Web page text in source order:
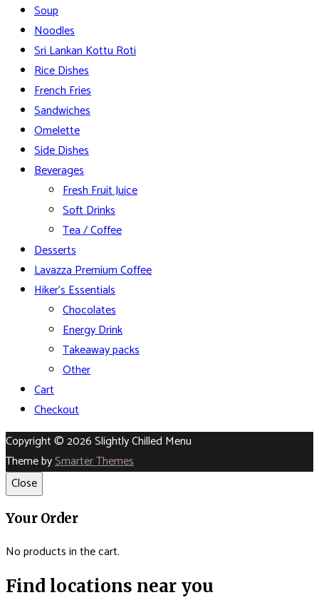
Soup
Noodles
Sri Lankan Kottu Roti
Rice Dishes
French Fries
Sandwiches
Omelette
Side Dishes
Beverages
Fresh Fruit Juice
Soft Drinks
Tea / Coffee
Desserts
Lavazza Premium Coffee
Hiker’s Essentials
Chocolates
Energy Drink
Takeaway packs
Other
Cart
Checkout
Copyright © 2026 Slightly Chilled Menu
Theme bySmarter Themes
Close
Your Order
No products in the cart.
Find locations near you